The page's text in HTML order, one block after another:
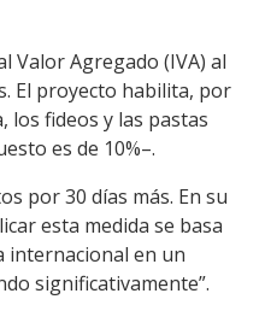
Valor Agregado (IVA) al
El proyecto habilita, por
los fideos y las pastas
es de 10%–.
por 30 días más. En su
esta medida se basa
internacional en un
significativamente”.